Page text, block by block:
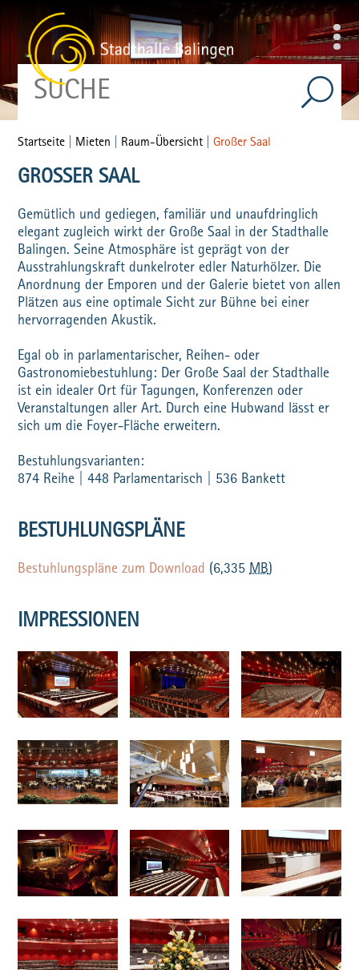
Startseite Mieten Raum-Übersicht |Großer Saal
GROSSER SAAL
Gemütlich und gediegen, familiär und unaufdringlich
elegant zugleich wirkt der Große Saal in der Stadthalle
Balingen. Seine Atmosphäre ist geprägt von der
Ausstrahlungskraft dunkelroter edler Naturhölzer. Die
Anordnung der Emporen und der Galerie bietet von allen
Plätzen aus eine optimale Sicht zur Bühne bei einer
hervorragenden Akustik.
Egal ob in parlamentarischer, Reihen- oder
Gastronomiebestuhlung: Der Große Saal der Stadthalle
ist ein idealer Ort für Tagungen, Konferenzen oder
Veranstaltungen aller Art. Durch eine Hubwand lässt er
sich um die Foyer-Fläche erweitern.
Bestuhlungsvarianten:
874 Reihe | 448 Parlamentarisch | 536 Bankett
BESTUHLUNGSPLÄNE
Bestuhlungspläne zum Download (6,335MB)
IMPRESSIONEN